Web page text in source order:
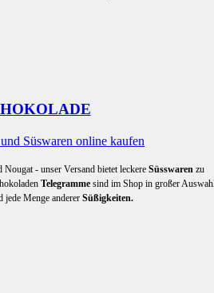
Nougat - unser Versand bietet leckere Süsswaren zu
Telegramme sind im Shop in großer
jede Menge anderer Süßigkeiten.